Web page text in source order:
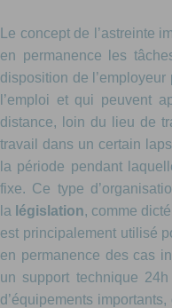
Le concept de l’astreinte
en permanence les
disposition de
l’emploi et qui peuvent
distance, loin du lieu de
travail dans un certain
la période pendant
fixe. Ce type
la législation, comme
est principalement utilisé
en permanence des cas
un support technique
d’équipements